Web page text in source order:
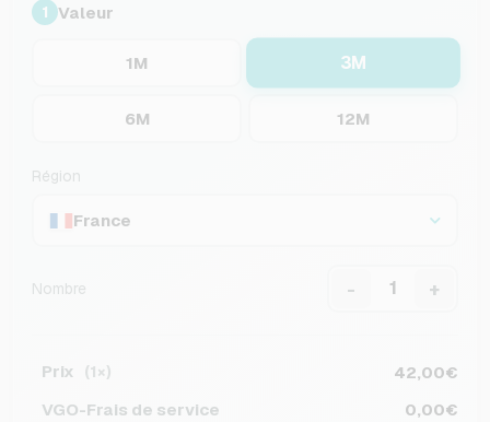
1 Valeur
1M 3M
6M 12M
Région
France
Nombre - +
Prix (1×)
42,00€
VGO-Frais de service
0,00€